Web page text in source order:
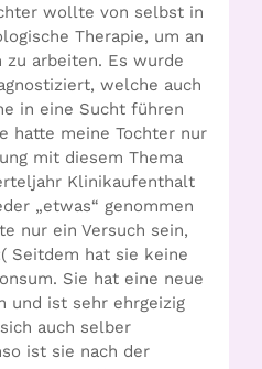
wollte von selbst in
Therapie, um an
arbeiten. Es wurde
welche auch
in eine Sucht führen
hatte meine Tochter nur
mit diesem Thema
Klinikaufenthalt
„etwas“ genommen
nur ein Versuch sein,
Seitdem hat sie keine
Sie hat eine neue
und ist sehr ehrgeizig
auch selber
ist sie nach der